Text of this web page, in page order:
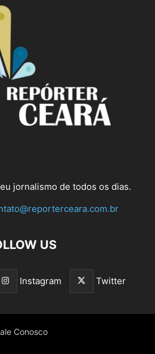
jornalismo de todos os dias.
US
Instagram Twitter
Conosco